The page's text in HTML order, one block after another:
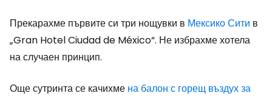
Прекарахме първите си три нощувки в Мексико Сити в
„Gran Hotel Ciudad de México“. Не избрахме хотела
на случаен принцип.
Още сутринта се качихме на балон с горещ въздух за